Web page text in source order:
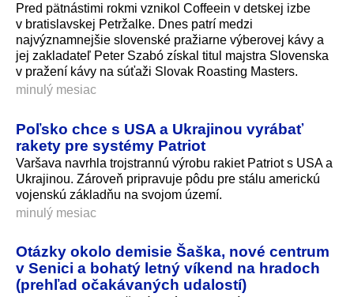
Pred pätnástimi rokmi vznikol Coffeein v detskej izbe
v bratislavskej Petržalke. Dnes patrí medzi
najvýznamnejšie slovenské pražiarne výberovej kávy a
jej zakladateľ Peter Szabó získal titul majstra Slovenska
v pražení kávy na súťaži Slovak Roasting Masters.
minulý mesiac
Poľsko chce s USA a Ukrajinou vyrábať
rakety pre systémy Patriot
Varšava navrhla trojstrannú výrobu rakiet Patriot s USA a
Ukrajinou. Zároveň pripravuje pôdu pre stálu americkú
vojenskú základňu na svojom území.
minulý mesiac
Otázky okolo demisie Šaška, nové centrum
v Senici a bohatý letný víkend na hradoch
(prehľad očakávaných udalostí)